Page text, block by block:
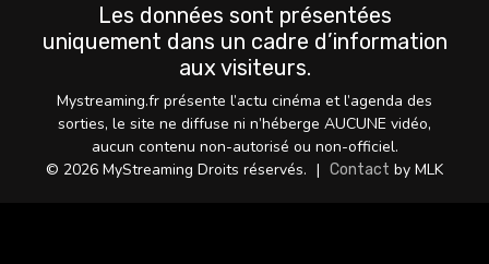
Les données sont présentées
uniquement dans un cadre d’information
aux visiteurs.
Mystreaming.fr présente l’actu cinéma et l’agenda des
sorties, le site ne diffuse ni n’héberge AUCUNE vidéo,
aucun contenu non-autorisé ou non-officiel.
© 2026 MyStreaming Droits réservés. | Contact by MLK